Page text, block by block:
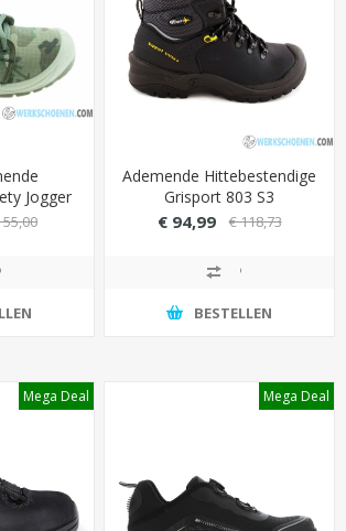
Jogger
SRC -
55,00
Ademende Hittebestendige
Grisport 803 S3
werkschoenen
€ 94,99 € 118,73
BESTELLEN
Mega Deal Mega Deal